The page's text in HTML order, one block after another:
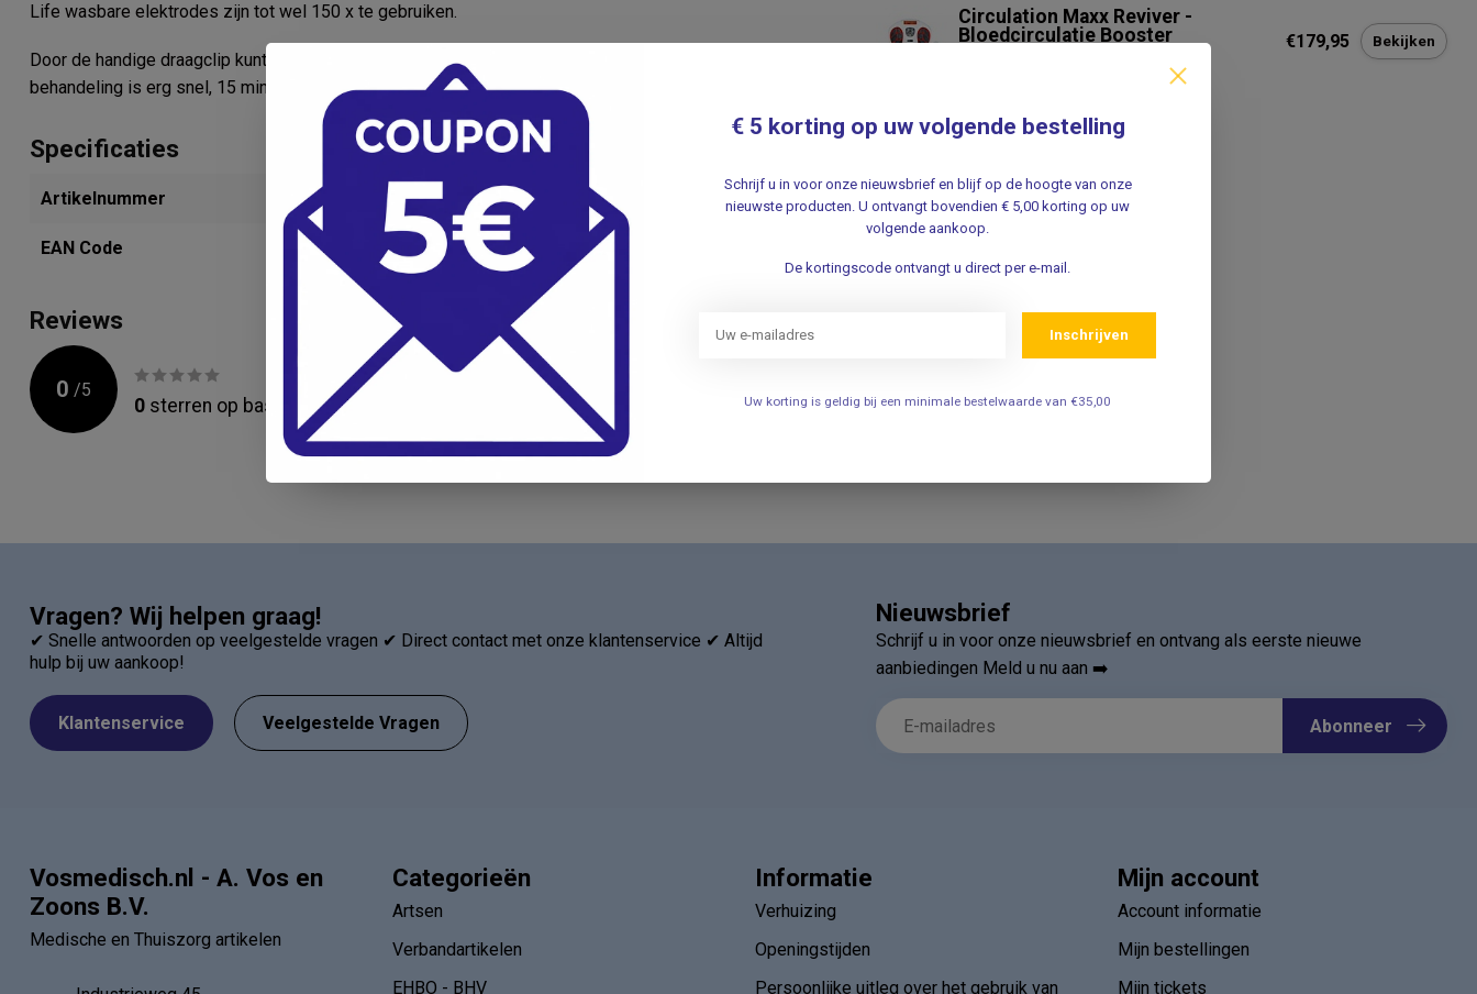
Life wasbare elektrodes zijn tot wel 150 x te gebruiken.
Door de handige draagclip kunt u gewoon verder gaan waarmee u bezig was tijdens een behandeling. De
behandeling is erg snel, 15 minuten.
Specificaties
Artikelnummer 280234170
EAN Code 4015672110298
Reviews
0 /5
0 sterren op basis van0beoordelingen
Circulation Maxx Reviver -
Bloedcirculatie Booster
€179,95 Bekijken
Vragen? Wij helpen graag!
✔ Snelle antwoorden op veelgestelde vragen ✔ Direct contact met onze klantenservice ✔ Altijd
hulp bij uw aankoop!
Klantenservice Veelgestelde Vragen
Nieuwsbrief
Schrijf u in voor onze nieuwsbrief en ontvang als eerste nieuwe
aanbiedingen Meld u nu aan ➡️
Abonneer
Vosmedisch.nl - A. Vos en
Zoons B.V.
Medische en Thuiszorg artikelen
Categorieën
Artsen
Verbandartikelen
EHBO - BHV
Informatie
Verhuizing
Openingstijden
Persoonlijke uitleg over het gebruik van
Mijn account
Account informatie
Mijn bestellingen
Mijn tickets
€ 5 korting op uw volgende bestelling
Schrijf u in voor onze nieuwsbrief en blijf op de hoogte van onze
nieuwste producten. U ontvangt bovendien € 5,00 korting op uw
volgende aankoop.
De kortingscode ontvangt u direct per e-mail.
Inschrijven
Uw korting is geldig bij een minimale bestelwaarde van €35,00